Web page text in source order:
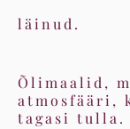
läinud.
Õlimaalid,
atmosfääri,
tagasi tulla.